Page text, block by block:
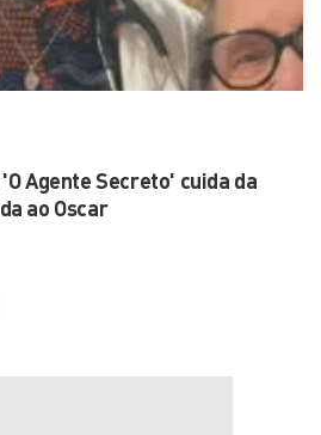
Agente Secreto' cuida da
ao Oscar